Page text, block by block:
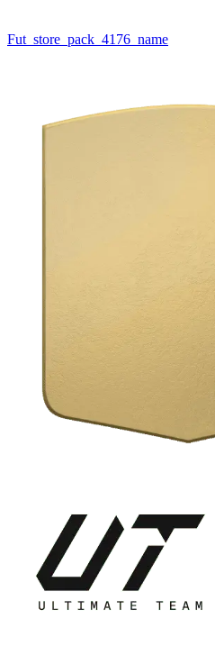
Fut_store_pack_4176_name